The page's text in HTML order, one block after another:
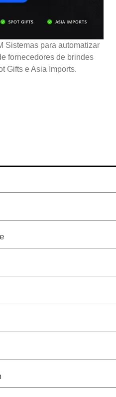
Sistemas para automatizar
fornecedores de brindes
Gifts e Asia Imports.